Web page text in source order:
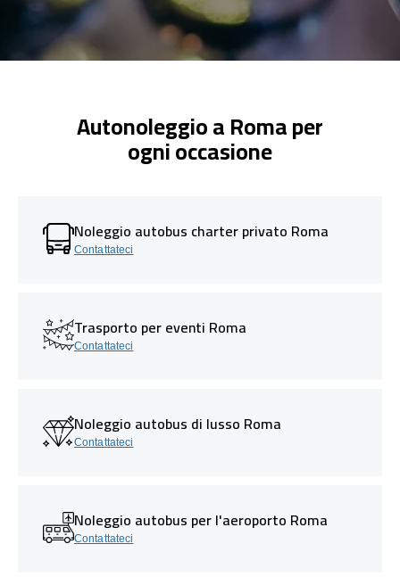
Autonoleggio a Roma per
ogni occasione
Noleggio autobus charter privato Roma
Contattateci
Trasporto per eventi Roma
Contattateci
Noleggio autobus di lusso Roma
Contattateci
Noleggio autobus per l'aeroporto Roma
Contattateci